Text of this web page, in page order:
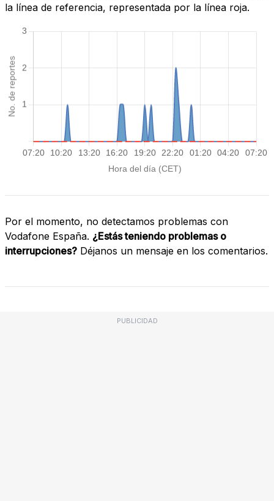
la línea de referencia, representada por la línea roja.
Por el momento, no detectamos problemas con
Vodafone España. ¿Estás teniendo problemas o
interrupciones? Déjanos un mensaje en los comentarios.
PUBLICIDAD